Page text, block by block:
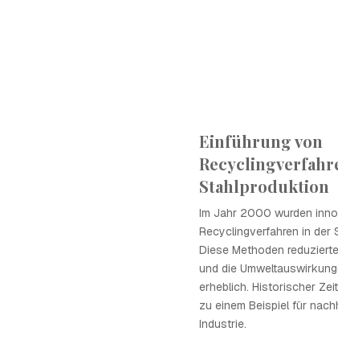
Einführung von
Stahlproduktion
Im Jahr 2000 wurden
Recyclingverfahren in der
Diese Methoden
und die
erheblich. Historischer
zu einem Beispiel für
Industrie.